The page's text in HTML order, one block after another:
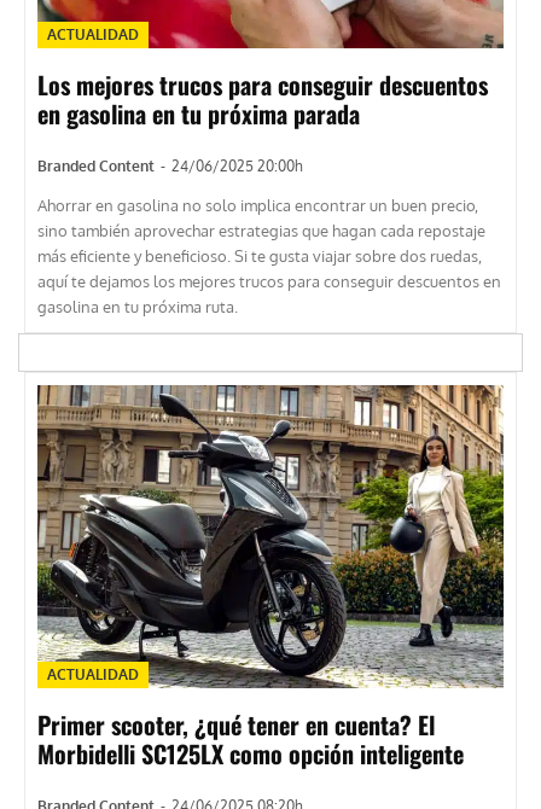
ACTUALIDAD
Los mejores trucos para conseguir descuentos
en gasolina en tu próxima parada
Branded Content - 24/06/2025 20:00h
Ahorrar en gasolina no solo implica encontrar un buen precio,
sino también aprovechar estrategias que hagan cada repostaje
más eficiente y beneficioso. Si te gusta viajar sobre dos ruedas,
aquí te dejamos los mejores trucos para conseguir descuentos en
gasolina en tu próxima ruta.
ACTUALIDAD
Primer scooter, ¿qué tener en cuenta? El
Morbidelli SC125LX como opción inteligente